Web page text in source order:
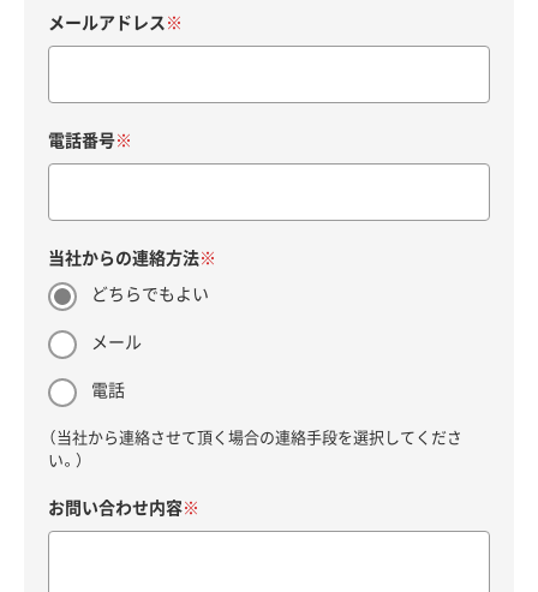
メールアドレス
電話番号
当社からの連絡方法
どちらでもよい
メール
電話
（当社から連絡させて頂く場合の連絡手段を選択してくださ
い。）
お問い合わせ内容